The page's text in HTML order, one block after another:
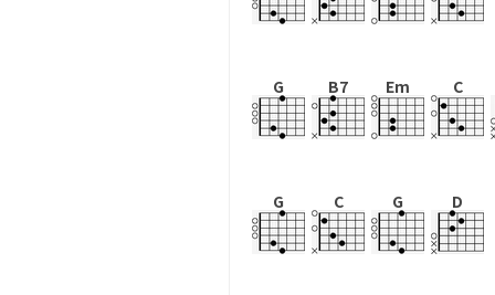
G B7 Em C
G C G D